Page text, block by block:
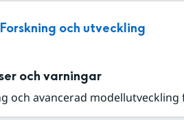
Forskning och utveckling
och varningar
och avancerad